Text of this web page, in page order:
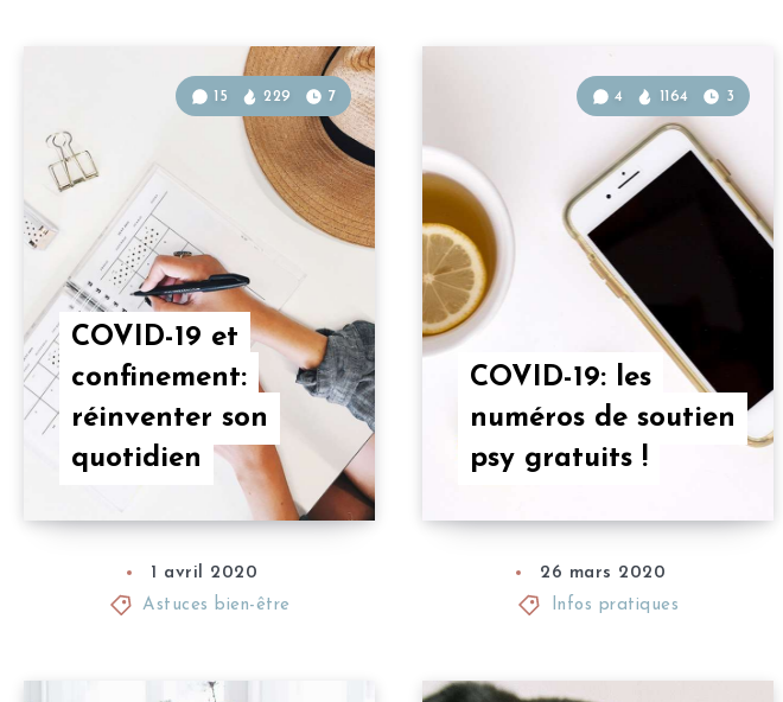
COVID-19 et
confinement:
réinventer son
quotidien
15 229 7
1 avril 2020
Astuces bien-être
COVID-19: les
numéros de soutien
psy gratuits !
4 1164 3
26 mars 2020
Infos pratiques